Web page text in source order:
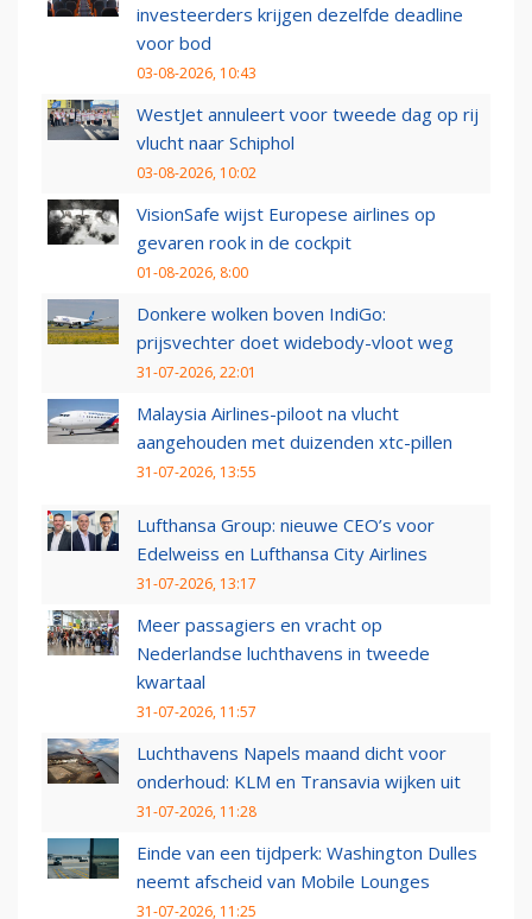
investeerders krijgen dezelfde deadline
voor bod
03-08-2026, 10:43
WestJet annuleert voor tweede dag op rij
vlucht naar Schiphol
03-08-2026, 10:02
VisionSafe wijst Europese airlines op
gevaren rook in de cockpit
01-08-2026, 8:00
Donkere wolken boven IndiGo:
prijsvechter doet widebody-vloot weg
31-07-2026, 22:01
Malaysia Airlines-piloot na vlucht
aangehouden met duizenden xtc-pillen
31-07-2026, 13:55
Lufthansa Group: nieuwe CEO’s voor
Edelweiss en Lufthansa City Airlines
31-07-2026, 13:17
Meer passagiers en vracht op
Nederlandse luchthavens in tweede
kwartaal
31-07-2026, 11:57
Luchthavens Napels maand dicht voor
onderhoud: KLM en Transavia wijken uit
31-07-2026, 11:28
Einde van een tijdperk: Washington Dulles
neemt afscheid van Mobile Lounges
31-07-2026, 11:25